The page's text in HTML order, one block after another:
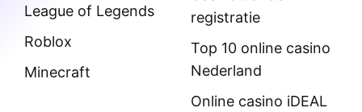
League of Legends
Roblox
Minecraft
registratie
Top 10 online casino
Nederland
Online casino iDEAL